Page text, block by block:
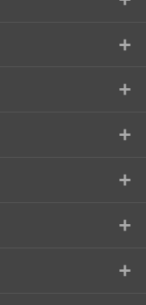
+
+
+
+
+
+